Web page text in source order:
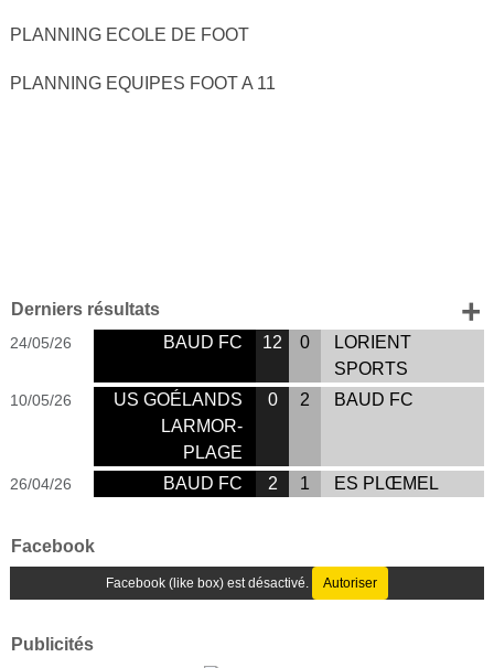
PLANNING ECOLE DE FOOT
PLANNING EQUIPES FOOT A 11
Derniers résultats
24/05/26 BAUD FC 12 0
LORIENT
SPORTS
10/05/26
US GOÉLANDS
LARMOR-
PLAGE
0 2 BAUD FC
26/04/26 BAUD FC 2 1 ES PLŒMEL
+
Facebook
Facebook (like box) est désactivé. Autoriser
Publicités